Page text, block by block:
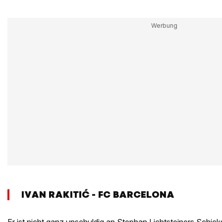
IVAN RAKITIĆ - FC BARCELONA